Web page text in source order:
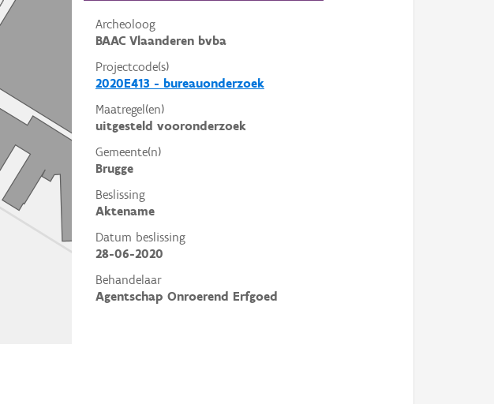
Archeoloog
BAAC Vlaanderen bvba
Projectcode(s)
2020E413 - bureauonderzoek
Maatregel(en)
uitgesteld vooronderzoek
Gemeente(n)
Brugge
Beslissing
Aktename
Datum beslissing
28-06-2020
Behandelaar
Agentschap Onroerend Erfgoed